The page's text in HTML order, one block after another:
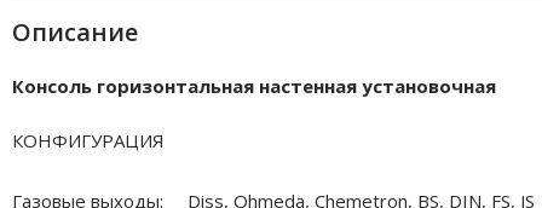
Описание
Консоль горизонтальная настенная установочная
КОНФИГУРАЦИЯ
Газовые выходы: Diss, Ohmeda, Chemetron, BS, DIN, FS, JS